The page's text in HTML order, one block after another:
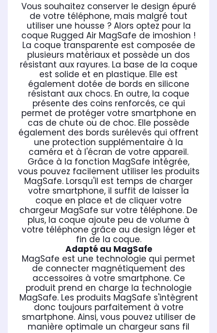
Vous souhaitez conserver le design épuré
de votre téléphone, mais malgré tout
utiliser une housse ? Alors optez pour la
coque Rugged Air MagSafe de imoshion !
La coque transparente est composée de
plusieurs matériaux et possède un dos
résistant aux rayures. La base de la coque
est solide et en plastique. Elle est
également dotée de bords en silicone
résistant aux chocs. En outre, la coque
présente des coins renforcés, ce qui
permet de protéger votre smartphone en
cas de chute ou de choc. Elle possède
également des bords surélevés qui offrent
une protection supplémentaire à la
caméra et à l'écran de votre appareil.
Grâce à la fonction MagSafe intégrée,
vous pouvez facilement utiliser les produits
MagSafe. Lorsqu'il est temps de charger
votre smartphone, il suffit de laisser la
coque en place et de cliquer votre
chargeur MagSafe sur votre téléphone. De
plus, la coque ajoute peu de volume à
votre téléphone grâce au design léger et
fin de la coque.
Adapté au MagSafe
MagSafe est une technologie qui permet
de connecter magnétiquement des
accessoires à votre smartphone. Ce
produit prend en charge la technologie
MagSafe. Les produits MagSafe s'intègrent
donc toujours parfaitement à votre
smartphone. Ainsi, vous pouvez utiliser de
manière optimale un chargeur sans fil